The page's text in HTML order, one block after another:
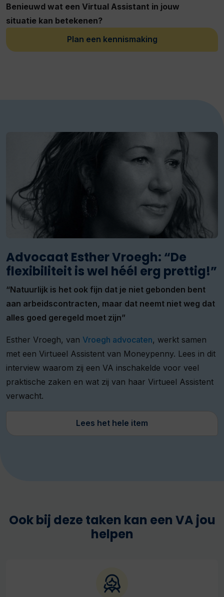
Benieuwd wat een Virtual Assistant in jouw
situatie kan betekenen?
Plan een kennismaking
Advocaat Esther Vroegh: “De
flexibiliteit is wel héél erg prettig!”
“Natuurlijk is het ook fijn dat je niet gebonden bent
aan arbeidscontracten, maar dat neemt niet weg dat
alles goed geregeld moet zijn”
Esther Vroegh, van Vroegh advocaten, werkt samen
met een Virtueel Assistent van Moneypenny. Lees in dit
interview waarom zij een VA inschakelde voor veel
praktische zaken en wat zij van haar Virtueel Assistent
verwacht.
Lees het hele item
Ook bij deze taken kan een VA jou
helpen